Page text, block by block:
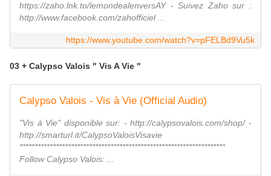
https://zaho.lnk.to/lemondealenversAY - Suivez Zaho sur :
http://www.facebook.com/zahofficiel ...
https://www.youtube.com/watch?v=pFELBd9Vu5k
03 + Calypso Valois " Vis A Vie "
Calypso Valois - Vis à Vie (Official Audio)
"Vis à Vie" disponible sur: - http://calypsovalois.com/shop/ -
http://smarturl.it/CalypsoValoisVisavie
********************************************************************
Follow Calypso Valois: ...